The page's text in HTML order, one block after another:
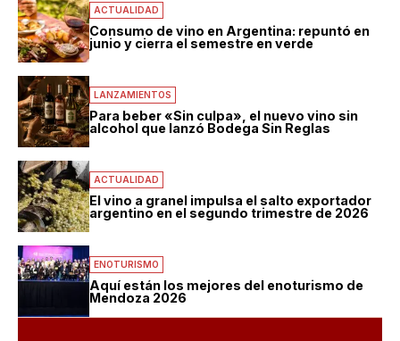
ACTUALIDAD
Consumo de vino en Argentina: repuntó en
junio y cierra el semestre en verde
LANZAMIENTOS
Para beber «Sin culpa», el nuevo vino sin
alcohol que lanzó Bodega Sin Reglas
ACTUALIDAD
El vino a granel impulsa el salto exportador
argentino en el segundo trimestre de 2026
ENOTURISMO
Aquí están los mejores del enoturismo de
Mendoza 2026